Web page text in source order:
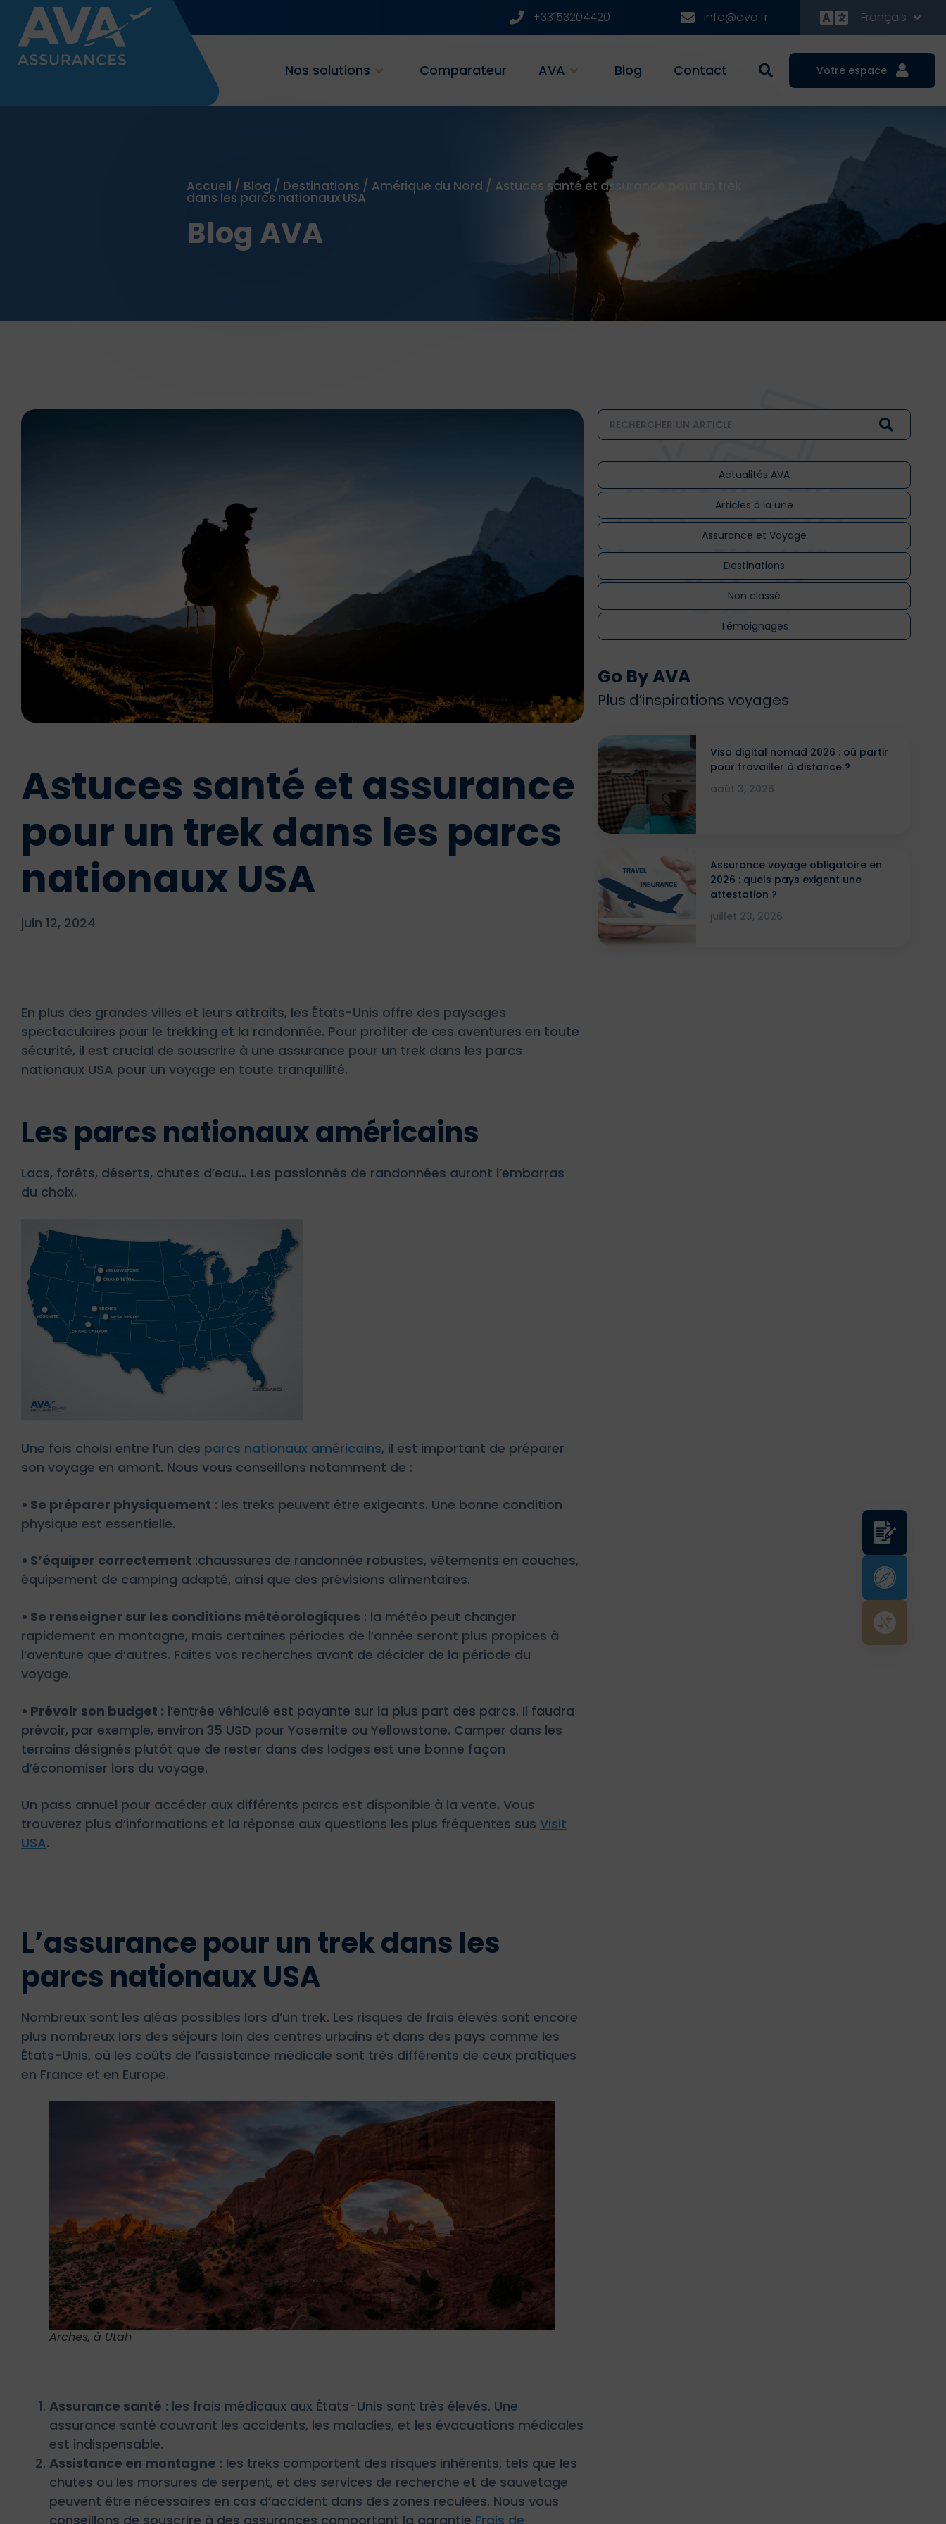
+33153204420 info@ava.fr Français
Nos solutions Comparateur AVA Blog Contact Votre espace
Accueil / Blog / Destinations / Amérique du Nord / Astuces santé et assurance pour un trek
dans les parcs nationaux USA
Blog AVA
Astuces santé et assurance
pour un trek dans les parcs
nationaux USA
juin 12, 2024
En plus des grandes villes et leurs attraits, les États-Unis offre des paysages
spectaculaires pour le trekking et la randonnée. Pour profiter de ces aventures en toute
sécurité, il est crucial de souscrire à une assurance pour un trek dans les parcs
nationaux USA pour un voyage en toute tranquillité.
Les parcs nationaux américains
Lacs, forêts, déserts, chutes d’eau… Les passionnés de randonnées auront l’embarras
du choix.
Une fois choisi entre l’un des parcs nationaux américains, il est important de préparer
son voyage en amont. Nous vous conseillons notamment de :
• Se préparer physiquement : les treks peuvent être exigeants. Une bonne condition
physique est essentielle.
• S’équiper correctement :chaussures de randonnée robustes, vêtements en couches,
équipement de camping adapté, ainsi que des prévisions alimentaires.
• Se renseigner sur les conditions météorologiques : la météo peut changer
rapidement en montagne, mais certaines périodes de l’année seront plus propices à
l’aventure que d’autres. Faites vos recherches avant de décider de la période du
voyage.
• Prévoir son budget : l’entrée véhiculé est payante sur la plus part des parcs. Il faudra
prévoir, par exemple, environ 35 USD pour Yosemite ou Yellowstone. Camper dans les
terrains désignés plutôt que de rester dans des lodges est une bonne façon
d’économiser lors du voyage.
Un pass annuel pour accéder aux différents parcs est disponible à la vente. Vous
trouverez plus d’informations et la réponse aux questions les plus fréquentes sus Visit
USA.
L’assurance pour un trek dans les
parcs nationaux USA
Nombreux sont les aléas possibles lors d’un trek. Les risques de frais élevés sont encore
plus nombreux lors des séjours loin des centres urbains et dans des pays comme les
États-Unis, où les coûts de l’assistance médicale sont très différents de ceux pratiques
en France et en Europe.
Arches, à Utah
Assurance santé : les frais médicaux aux États-Unis sont très élevés. Une
assurance santé couvrant les accidents, les maladies, et les évacuations médicales
est indispensable.
Assistance en montagne : les treks comportent des risques inhérents, tels que les
chutes ou les morsures de serpent, et des services de recherche et de sauvetage
peuvent être nécessaires en cas d’accident dans des zones reculées. Nous vous
conseillons de souscrire à des assurances comportant la garantie Frais de
Actualités AVA
Articles à la une
Assurance et Voyage
Destinations
Non classé
Témoignages
Go By AVA
Plus d’inspirations voyages
Visa digital nomad 2026 : où partir
pour travailler à distance ?
août 3, 2026
Assurance voyage obligatoire en
2026 : quels pays exigent une
attestation ?
juillet 23, 2026